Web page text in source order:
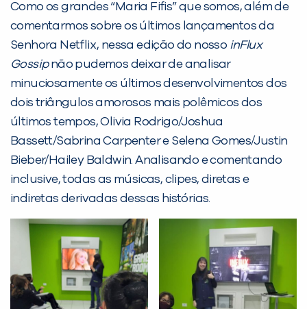
Como os grandes “Maria Fifis” que somos, além de
comentarmos sobre os últimos lançamentos da
Senhora Netflix, nessa edição do nosso inFlux
Gossipnão pudemos deixar de analisar
minuciosamente os últimos desenvolvimentos dos
dois triângulos amorosos mais polêmicos dos
últimos tempos, Olivia Rodrigo/Joshua
Bassett/Sabrina Carpenter e Selena Gomes/Justin
Bieber/Hailey Baldwin. Analisando e comentando
inclusive, todas as músicas, clipes, diretas e
indiretas derivadas dessas histórias.
Desculpe!
Não encontramos nenhuma unidade
inFlux nesta cidade ou bairro que
você digitou.
Preencha com seus dados abaixo e
já vamos te colocar em contato
com a